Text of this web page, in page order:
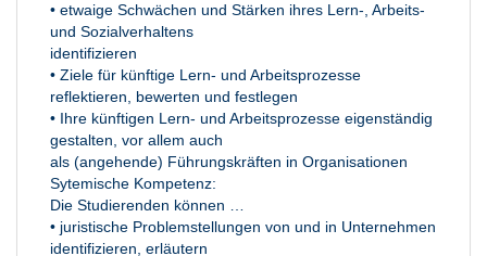
• etwaige Schwächen und Stärken ihres Lern-, Arbeits-
und Sozialverhaltens
identifizieren
• Ziele für künftige Lern- und Arbeitsprozesse
reflektieren, bewerten und festlegen
• Ihre künftigen Lern- und Arbeitsprozesse eigenständig
gestalten, vor allem auch
als (angehende) Führungskräften in Organisationen
Sytemische Kompetenz:
Die Studierenden können …
• juristische Problemstellungen von und in Unternehmen
identifizieren, erläutern